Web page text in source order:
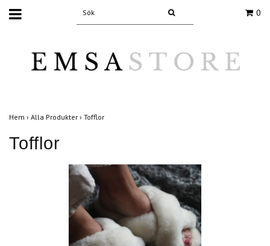
0
Hem › Alla Produkter › Tofflor
Tofflor